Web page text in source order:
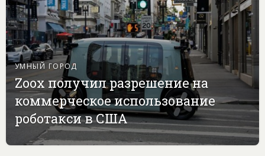
УМНЫЙ ГОРОД
Zoox получил разрешение на
коммерческое использование
роботакси в США